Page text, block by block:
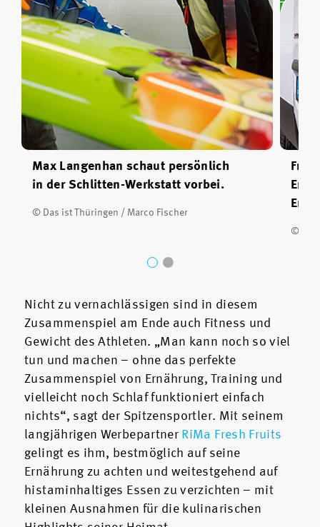
Max Langenhan schaut persönlich
in der Schlitten-Werkstatt vorbei.
© Das ist Thüringen / Marco Fischer
© Das
Nicht zu vernachlässigen sind in diesem
Zusammenspiel am Ende auch Fitness und
Gewicht des Athleten. „Man kann noch so viel
tun und machen – ohne das perfekte
Zusammenspiel von Ernährung, Training und
vielleicht noch Schlaf funktioniert einfach
nichts“, sagt der Spitzensportler. Mit seinem
langjährigen Werbepartner RiMa Fresh Fruits
gelingt es ihm, bestmöglich auf seine
Ernährung zu achten und weitestgehend auf
histaminhaltiges Essen zu verzichten – mit
kleinen Ausnahmen für die kulinarischen